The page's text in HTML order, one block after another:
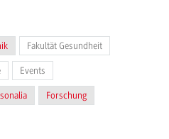
Fakultät Gesundheit
Events
Forschung